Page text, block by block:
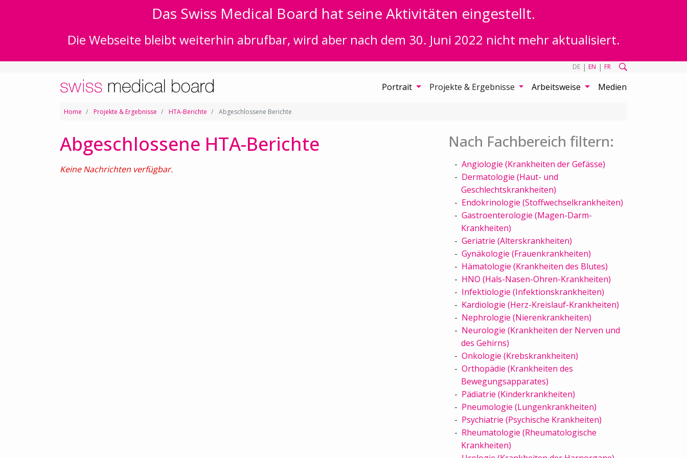
Das Swiss Medical Board hat seine Aktivitäten eingestellt.
Die Webseite bleibt weiterhin abrufbar, wird aber nach dem 30. Juni 2022 nicht mehr aktualisiert.
DE | EN | FR
Portrait Projekte & Ergebnisse Arbeitsweise Medien
Home Projekte & Ergebnisse HTA-Berichte Abgeschlossene Berichte
Abgeschlossene HTA-Berichte
Keine Nachrichten verfügbar.
Nach Fachbereich filtern:
Angiologie (Krankheiten der Gefässe)
Dermatologie (Haut- und
Geschlechtskrankheiten)
Endokrinologie (Stoffwechselkrankheiten)
Gastroenterologie (Magen-Darm-
Krankheiten)
Geriatrie (Alterskrankheiten)
Gynäkologie (Frauenkrankheiten)
Hämatologie (Krankheiten des Blutes)
HNO (Hals-Nasen-Ohren-Krankheiten)
Infektiologie (Infektionskrankheiten)
Kardiologie (Herz-Kreislauf-Krankheiten)
Nephrologie (Nierenkrankheiten)
Neurologie (Krankheiten der Nerven und
des Gehirns)
Onkologie (Krebskrankheiten)
Orthopädie (Krankheiten des
Bewegungsapparates)
Pädiatrie (Kinderkrankheiten)
Pneumologie (Lungenkrankheiten)
Psychiatrie (Psychische Krankheiten)
Rheumatologie (Rheumatologische
Krankheiten)